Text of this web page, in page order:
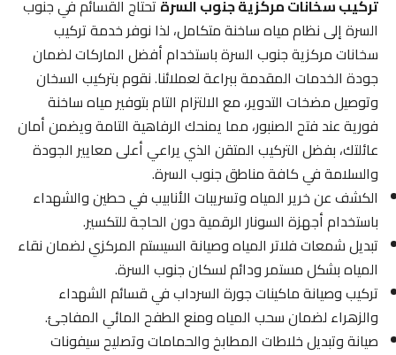
تركيب سخانات مركزية جنوب السرةتحتاج القسائم في جنوب
السرة إلى نظام مياه ساخنة متكامل، لذا نوفر خدمة تركيب
سخانات مركزية جنوب السرة باستخدام أفضل الماركات لضمان
جودة الخدمات المقدمة ببراعة لعملائنا. نقوم بتركيب السخان
وتوصيل مضخات التدوير، مع الالتزام التام بتوفير مياه ساخنة
فورية عند فتح الصنبور، مما يمنحك الرفاهية التامة ويضمن أمان
عائلتك، بفضل التركيب المتقن الذي يراعي أعلى معايير الجودة
والسلامة في كافة مناطق جنوب السرة.
الكشف عن خرير المياه وتسريبات الأنابيب في حطين والشهداء
باستخدام أجهزة السونار الرقمية دون الحاجة للتكسير.
تبديل شمعات فلاتر المياه وصيانة السيستم المركزي لضمان نقاء
المياه بشكل مستمر ودائم لسكان جنوب السرة.
تركيب وصيانة ماكينات جورة السرداب في قسائم الشهداء
والزهراء لضمان سحب المياه ومنع الطفح المائي المفاجئ.
صيانة وتبديل خلاطات المطابخ والحمامات وتصليح سيفونات